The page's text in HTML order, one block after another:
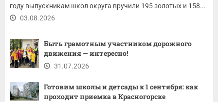
году выпускникам школ округа вручили 195 золотых и 158...
03.08.2026
Быть грамотным участником дорожного
движения — интересно!
31.07.2026
Готовим школы и детсады к 1 сентября: как
проходит приемка в Красногорске